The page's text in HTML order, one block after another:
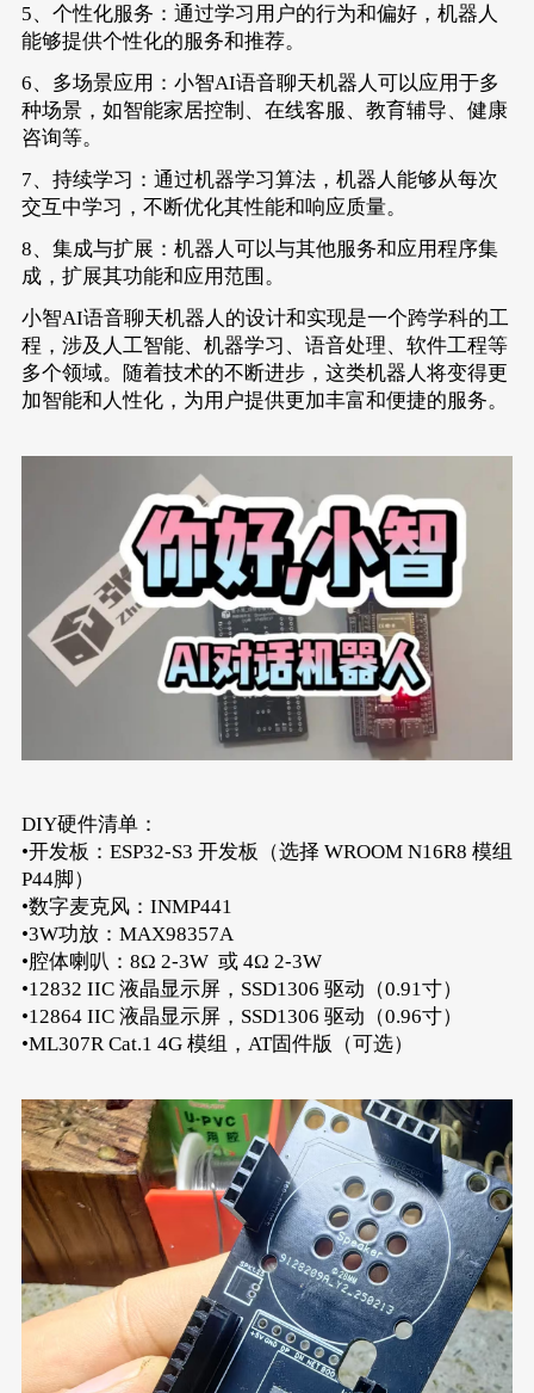
5、个性化服务：通过学习用户的行为和偏好，机器人
能够提供个性化的服务和推荐。
6、多场景应用：小智AI语音聊天机器人可以应用于多
种场景，如智能家居控制、在线客服、教育辅导、健康
咨询等。
7、持续学习：通过机器学习算法，机器人能够从每次
交互中学习，不断优化其性能和响应质量。
8、集成与扩展：机器人可以与其他服务和应用程序集
成，扩展其功能和应用范围。
小智AI语音聊天机器人的设计和实现是一个跨学科的工
程，涉及人工智能、机器学习、语音处理、软件工程等
多个领域。随着技术的不断进步，这类机器人将变得更
加智能和人性化，为用户提供更加丰富和便捷的服务。
DIY硬件清单：
•开发板：ESP32-S3 开发板（选择 WROOM N16R8 模组
P44脚）
•数字麦克风：INMP441
•3W功放：MAX98357A
•腔体喇叭：8Ω 2-3W 或 4Ω 2-3W
•12832 IIC 液晶显示屏，SSD1306 驱动（0.91寸）
•12864 IIC 液晶显示屏，SSD1306 驱动（0.96寸）
•ML307R Cat.1 4G 模组，AT固件版（可选）